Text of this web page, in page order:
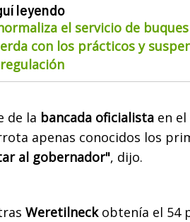
leyendo
el servicio de
con los prácticos y
de la bancada oficialista en
apenas conocidos los
al gobernador", dijo.
Weretilneckobtenía el 54